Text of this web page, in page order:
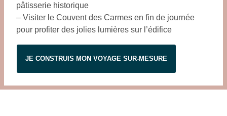
pâtisserie historique
– Visiter le Couvent des Carmes en fin de journée
pour profiter des jolies lumières sur l’édifice
JE CONSTRUIS MON VOYAGE SUR-MESURE